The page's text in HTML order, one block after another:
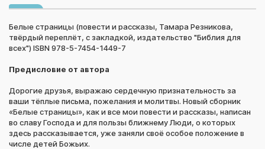
Белые страницы (повести и рассказы, Тамара Резникова,
твёрдый переплёт, с закладкой, издательство "Библия для
всех") ISBN 978-5-7454-1449-7
Предисловие от автора
Дорогие друзья, выражаю сердечную признательность за
ваши тёплые письма, пожелания и молитвы. Новый сборник
«Белые страницы», как и все мои повести и рассказы, написан
во славу Господа и для пользы ближнему Люди, о которых
здесь рассказывается, уже заняли своё особое положение в
числе детей Божьих.